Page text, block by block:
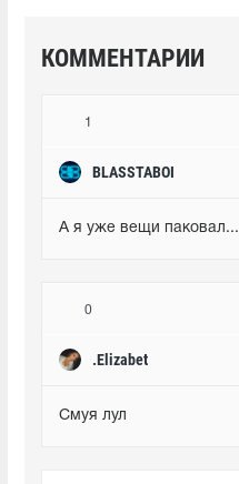
КОММЕНТАРИИ
1
BLASSTABOI
А я уже вещи паковал...
0
.Elizabet
Смуя лул